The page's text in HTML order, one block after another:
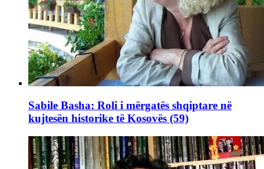
Sabile Basha: Roli i mërgatës shqiptare në
kujtesën historike të Kosovës (59)